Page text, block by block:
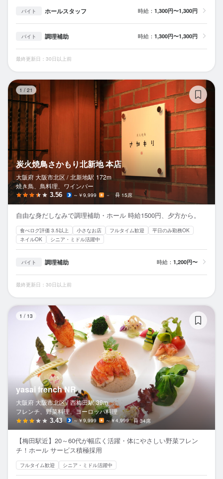
バイト ホールスタッフ 時給： 1,300円〜1,300円
バイト 調理補助 時給： 1,300円〜1,300円
最終更新日：30日以上前
1 / 21
炭火焼鳥さかもり北新地 本店
大阪府 大阪市北区 / 北新地駅 172m
焼き鳥、鳥料理、ワインバー
3.56 ～￥9,999 － 15席
自由な身だしなみで調理補助・ホール 時給1500円、夕方から。
食べログ評価 3.5以上 小さなお店 フルタイム歓迎
平日のみ勤務OK
ネイルOK
シニア・ミドル活躍中
バイト 調理補助 時給： 1,200円〜
最終更新日：30日以上前
1 / 13
yasai french NR
大阪府 大阪市北区 / 西梅田駅 39m
フレンチ、野菜料理、ヨーロッパ料理
3.43 ～￥9,999 ～￥4,999 34席
【梅田駅近】20～60代が幅広く活躍・体にやさしい野菜フレン
チ！ホール サービス積極採用
フルタイム歓迎 シニア・ミドル活躍中